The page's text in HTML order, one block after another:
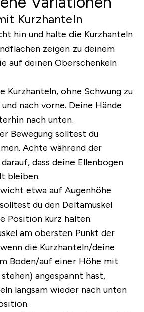
Kurzhanteln
hin und halte die Kurzhanteln
zeigen zu deinem
auf deinen Oberschenkeln
Kurzhanteln, ohne Schwung zu
nach vorne. Deine Hände
nach unten.
Bewegung solltest du
Achte während der
dass deine Ellenbogen
bleiben.
etwa auf Augenhöhe
du den Deltamuskel
Position kurz halten.
am obersten Punkt der
die Kurzhanteln/deine
Boden/auf einer Höhe mit
angespannt hast,
langsam wieder nach unten